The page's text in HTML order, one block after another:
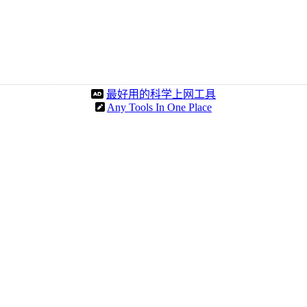
最好用的科学上网工具
Any Tools In One Place